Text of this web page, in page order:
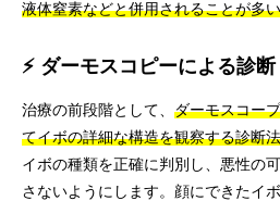
液体窒素などと併用されることが多
⚡ ダーモスコピーによる診断
治療の前段階として、 ダーモスコー
てイボの詳細な構造を観察する診断
イボの種類を正確に判別し、悪性の
さないようにします。顔にできたイ